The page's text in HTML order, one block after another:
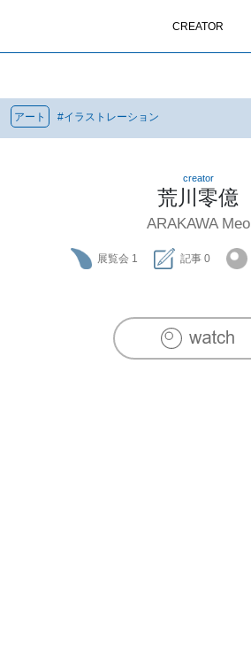
CREATOR
アート #イラストレーション
creator
荒川零億
ARAKAWA Meo
展覧会 1 記事 0